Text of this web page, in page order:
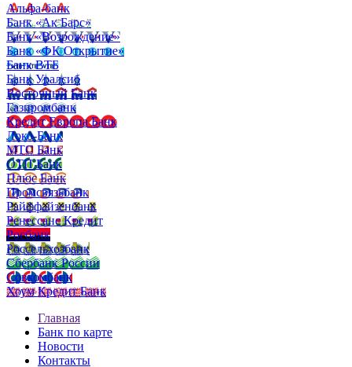
Альфа-банк
Банк «Ак Барс»
Банк «Возрождение»
Банк «ФК Открытие»
Банк ВТБ
Банк Уралсиб
Восточный Банк
Газпромбанк
Кредит Европа Банк
Локо-Банк
МТС Банк
ОТП Банк
Плюс Банк
Промсвязьбанк
Райффайзенбанк
Ренессанс Кредит
Росбанк
Россельхозбанк
Сбербанк России
Совкомбанк
Хоум Кредит Банк
Главная
Банк по карте
Новости
Контакты